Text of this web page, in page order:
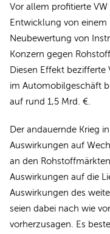
Vor allem profitierte
Entwicklung von einem
Neubewertung von
Konzern gegen
Diesen Effekt bezifferte
im Automobilgeschäft
auf rund 1,5 Mrd. €.
Der andauernde Krieg
Auswirkungen auf
an den
Auswirkungen auf die
Auswirkungen des
seien dabei nach wie
vorherzusagen. Es